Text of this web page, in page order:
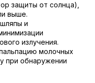
защиты от солнца),
выше.
и
излучения.
молочных
при обнаружении